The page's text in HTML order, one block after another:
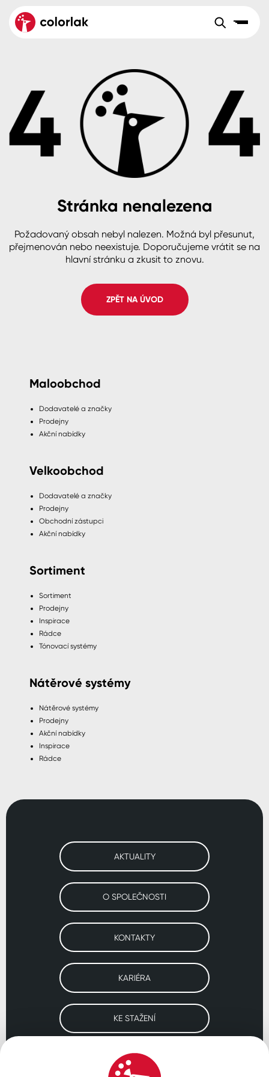
Velkoobchod Sortiment
Aktuality
Reference
O společnosti
B2B +420 800 145 555Po – Pá: 8:00–15:00
Česko
Slovensko Polsko Worldwide
Dřevo
Beton, asfalt, minerální podklady
Plast, sklo, keramika
Stěny
Fasády
Spreje
Colorlak Dekor
Colorlak Profi
Colorlak Pta
Stránka nenalezena
Požadovaný obsah nebyl nalezen. Možná byl přesunut,
přejmenován nebo neexistuje. Doporučujeme vrátit se na
hlavní stránku a zkusit to znovu.
ZPĚT NA ÚVOD
Maloobchod
Dodavatelé a značky
Prodejny
Akční nabídky
Velkoobchod
Dodavatelé a značky
Prodejny
Obchodní zástupci
Akční nabídky
Sortiment
Sortiment
Prodejny
Inspirace
Rádce
Tónovací systémy
Nátěrové systémy
Nátěrové systémy
Prodejny
Akční nabídky
Inspirace
Rádce
AKTUALITY
O SPOLEČNOSTI
KONTAKTY
KARIÉRA
KE STAŽENÍ
Navštivte naše pobočky